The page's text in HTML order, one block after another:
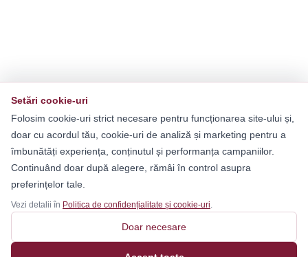
Setări cookie-uri
Folosim cookie-uri strict necesare pentru funcționarea site-ului și,
doar cu acordul tău, cookie-uri de analiză și marketing pentru a
îmbunătăți experiența, conținutul și performanța campaniilor.
Continuând doar după alegere, rămâi în control asupra
preferințelor tale.
Vezi detalii în Politica de confidențialitate și cookie-uri.
Doar necesare